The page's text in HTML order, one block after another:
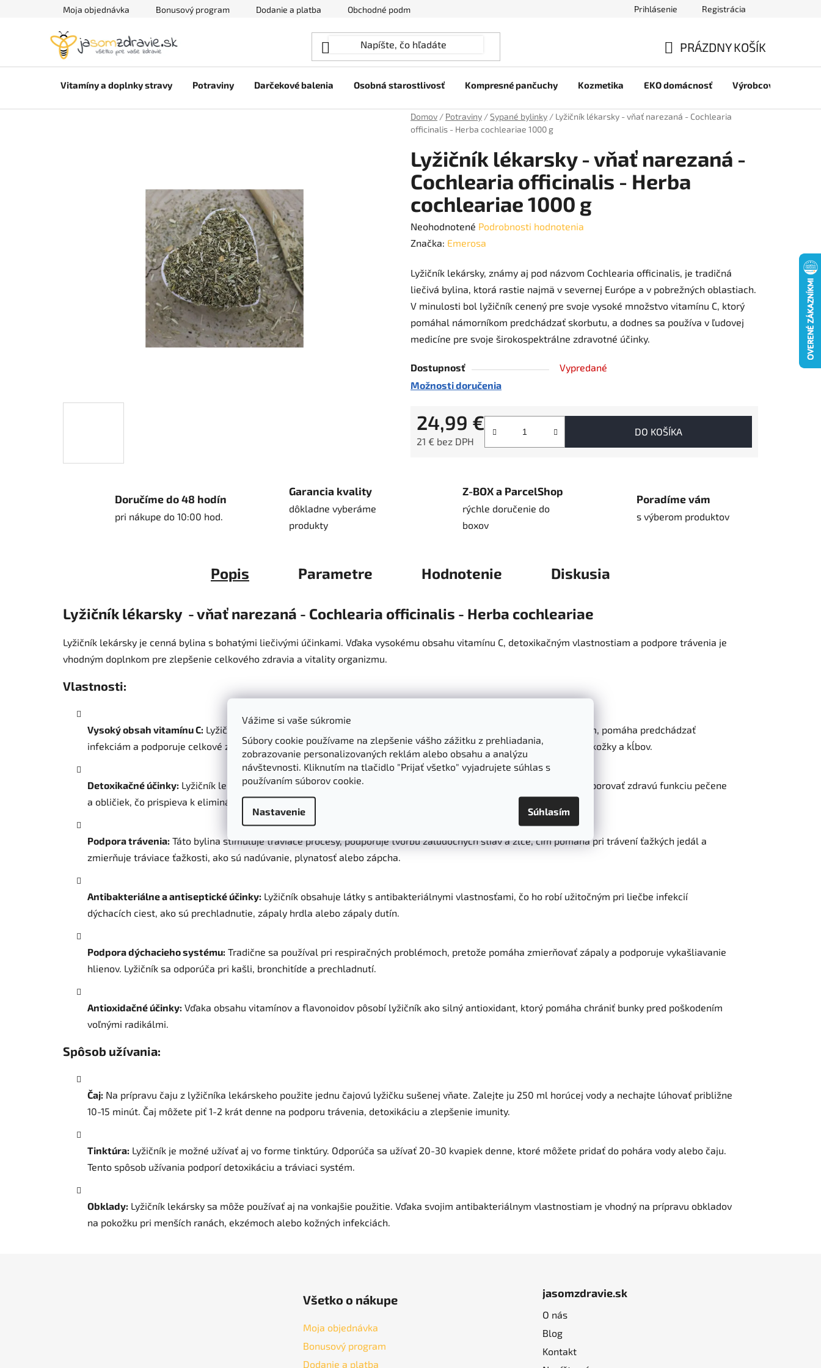
Vážime si vaše súkromie
Súbory cookie používame na zlepšenie vášho zážitku z prehliadania,
zobrazovanie personalizovaných reklám alebo obsahu a analýzu
návštevnosti. Kliknutím na tlačidlo "Prijať všetko" vyjadrujete súhlas s
používaním súborov cookie.
Nastavenie Súhlasím
Moja objednávka Bonusový program Dodanie a platba Obchodné podmienky Prihlásenie Registrácia
KOŠÍK
PRÁZDNY KOŠÍK
Vitamíny a doplnky stravy Potraviny Darčekové balenia Osobná starostlivosť Kompresné pančuchy Kozmetika EKO domácnosť Výrobcovia
Domov / Potraviny /Sypané bylinky / Lyžičník lékarsky - vňať narezaná - Cochlearia
officinalis - Herba cochleariae 1000 g
Lyžičník lékarsky - vňať narezaná -
Cochlearia officinalis - Herba
cochleariae 1000 g
Priemerné
hodnotenie
je
0,0
z
5
hviezdičiek.
Neohodnotené Podrobnosti hodnotenia
Značka: Emerosa
Lyžičník lekársky, známy aj pod názvom Cochlearia officinalis, je tradičná
liečivá bylina, ktorá rastie najmä v severnej Európe a v pobrežných oblastiach.
V minulosti bol lyžičník cenený pre svoje vysoké množstvo vitamínu C, ktorý
pomáhal námorníkom predchádzať skorbutu, a dodnes sa používa v ľudovej
medicíne pre svoje širokospektrálne zdravotné účinky.
Dostupnosť
Vypredané
Možnosti doručenia
24,99 €
21 € bez DPH
DO KOŠÍKA
Doručíme do 48 hodín
pri nákupe do 10:00 hod.
Garancia kvality
dôkladne vyberáme
produkty
Z-BOX a ParcelShop
rýchle doručenie do
boxov
Poradíme vám
s výberom produktov
Popis Parametre Hodnotenie Diskusia
Lyžičník lékarsky - vňať narezaná - Cochlearia officinalis - Herba cochleariae
Lyžičník lekársky je cenná bylina s bohatými liečivými účinkami. Vďaka vysokému obsahu vitamínu C, detoxikačným vlastnostiam a podpore trávenia je
vhodným doplnkom pre zlepšenie celkového zdravia a vitality organizmu.
Vlastnosti:
Vysoký obsah vitamínu C: Lyžičník je známy svojím vysokým obsahom vitamínu C, ktorý podporuje imunitný systém, pomáha predchádzať
infekciám a podporuje celkové zdravie. Tento vitamín je nevyhnutný pre tvorbu kolagénu, čo prispieva k zdraviu pokožky a kĺbov.
Detoxikačné účinky: Lyžičník lekársky má detoxikačné vlastnosti, ktoré pomáhajú prečistiť organizmus. Môže podporovať zdravú funkciu pečene
a obličiek, čo prispieva k eliminácii toxínov z tela.
Podpora trávenia: Táto bylina stimuluje tráviace procesy, podporuje tvorbu žalúdočných štiav a žlče, čím pomáha pri trávení ťažkých jedál a
zmierňuje tráviace ťažkosti, ako sú nadúvanie, plynatosť alebo zápcha.
Antibakteriálne a antiseptické účinky: Lyžičník obsahuje látky s antibakteriálnymi vlastnosťami, čo ho robí užitočným pri liečbe infekcií
dýchacích ciest, ako sú prechladnutie, zápaly hrdla alebo zápaly dutín.
Podpora dýchacieho systému: Tradične sa používal pri respiračných problémoch, pretože pomáha zmierňovať zápaly a podporuje vykašliavanie
hlienov. Lyžičník sa odporúča pri kašli, bronchitíde a prechladnutí.
Antioxidačné účinky: Vďaka obsahu vitamínov a flavonoidov pôsobí lyžičník ako silný antioxidant, ktorý pomáha chrániť bunky pred poškodením
voľnými radikálmi.
Spôsob užívania:
Čaj: Na prípravu čaju z lyžičníka lekárskeho použite jednu čajovú lyžičku sušenej vňate. Zalejte ju 250 ml horúcej vody a nechajte lúhovať približne
10-15 minút. Čaj môžete piť 1-2 krát denne na podporu trávenia, detoxikáciu a zlepšenie imunity.
Tinktúra: Lyžičník je možné užívať aj vo forme tinktúry. Odporúča sa užívať 20-30 kvapiek denne, ktoré môžete pridať do pohára vody alebo čaju.
Tento spôsob užívania podporí detoxikáciu a tráviaci systém.
Obklady: Lyžičník lekársky sa môže používať aj na vonkajšie použitie. Vďaka svojim antibakteriálnym vlastnostiam je vhodný na prípravu obkladov
na pokožku pri menších ranách, ekzémoch alebo kožných infekciách.
Všetko o nákupe
Moja objednávka
Bonusový program
Dodanie a platba
jasomzdravie.sk
O nás
Blog
Kontakt